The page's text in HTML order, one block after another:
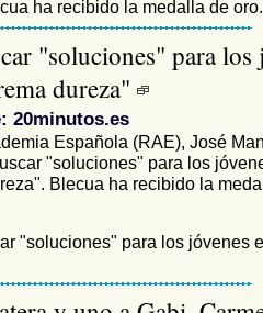
ha recibido la medalla de
"soluciones" para los
dureza"
20minutos.es
Española (RAE), José
"soluciones" para los
Blecua ha recibido la
"soluciones" para los jóvenes